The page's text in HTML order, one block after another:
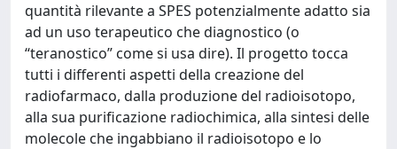
quantità rilevante a SPES potenzialmente adatto sia
ad un uso terapeutico che diagnostico (o
“teranostico” come si usa dire). Il progetto tocca
tutti i differenti aspetti della creazione del
radiofarmaco, dalla produzione del radioisotopo,
alla sua purificazione radiochimica, alla sintesi delle
molecole che ingabbiano il radioisotopo e lo